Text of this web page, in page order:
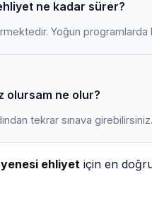
ne kadar sürer?
Yoğun programlarda
olursam ne olur?
tekrar sınava
ehliyet için en